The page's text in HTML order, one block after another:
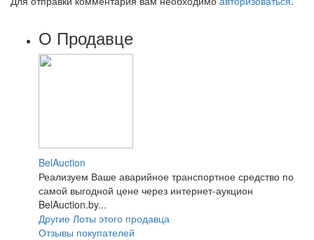
О Продавце
BelAuction
Реализуем Ваше аварийное транспортное средство по
самой выгодной цене через интернет-аукцион
BelAuction.by...
Другие Лоты этого продавца
Отзывы покупателей